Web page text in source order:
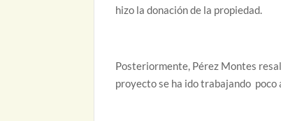
hizo la donación de la propiedad.
Posteriormente, Pérez Montes
proyecto se ha ido trabajando poco